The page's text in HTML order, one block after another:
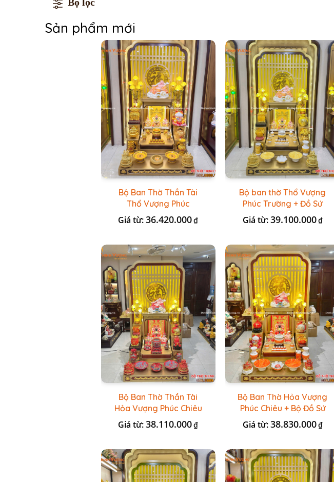
Sản phẩm mới
Bộ Ban Thờ Thần Tài
Thổ Vượng Phúc
Trường + Bộ Đồ Sứ Cao
Cấp Gấm Vàng
Giá từ:36.420.000₫
Bộ ban thờ Thổ Vượng
Phúc Trường + Đồ Sứ
Vàng Đá Cao Cấp
Giá từ:39.100.000₫
Bộ Ban Thờ Thần Tài
Hỏa Vượng Phúc Chiêu
+ Bộ Đồ Thờ Nổi Đỏ BT
Giá từ:38.110.000₫
Bộ Ban Thờ Hỏa Vượng
Phúc Chiêu + Bộ Đồ Sứ
Đá Đỏ HR
Giá từ:38.830.000₫